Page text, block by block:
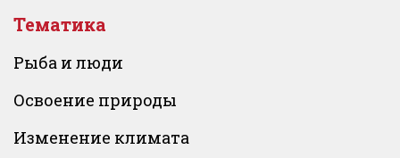
Тематика
Рыба и люди
Освоение природы
Изменение климата